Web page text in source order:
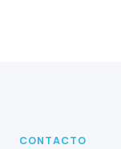
CONTACTO